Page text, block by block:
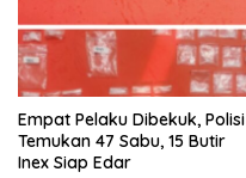
Empat Pelaku Dibekuk, Polisi
Temukan 47 Sabu, 15 Butir
Inex Siap Edar